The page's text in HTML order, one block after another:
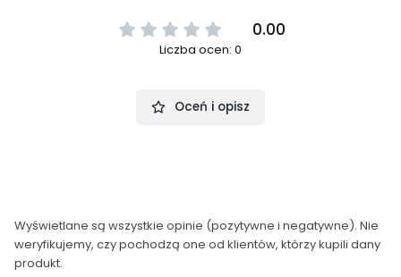
0.00
Liczba ocen: 0
Oceń i opisz
Wyświetlane są wszystkie opinie (pozytywne i negatywne). Nie
weryfikujemy, czy pochodzą one od klientów, którzy kupili dany
produkt.